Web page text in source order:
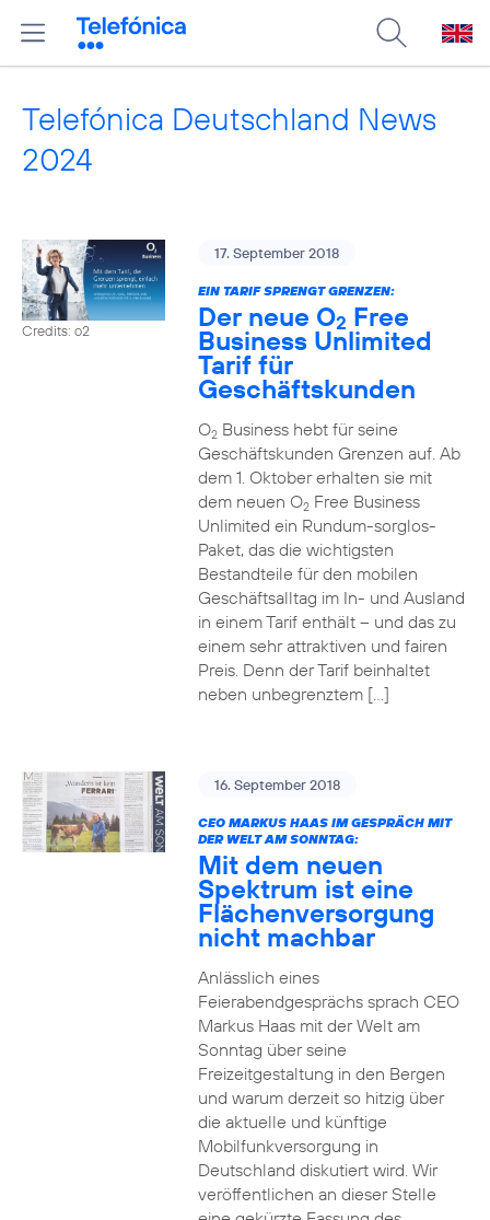
Telefónica Deutschland News
2024
Credits: o2
17. September 2018
EIN TARIF SPRENGT GRENZEN:
Der neue O2 Free
Business Unlimited
Tarif für
Geschäftskunden
O2Business hebt für seine
Geschäftskunden Grenzen auf. Ab
dem 1. Oktober erhalten sie mit
dem neuen O2Free Business
Unlimited ein Rundum-sorglos-
Paket, das die wichtigsten
Bestandteile für den mobilen
Geschäftsalltag im In- und Ausland
in einem Tarif enthält – und das zu
einem sehr attraktiven und fairen
Preis. Denn der Tarif beinhaltet
neben unbegrenztem […]
16. September 2018
CEO MARKUS HAAS IM GESPRÄCH MIT
DER WELT AM SONNTAG:
Mit dem neuen
Spektrum ist eine
Flächenversorgung
nicht machbar
Anlässlich eines
Feierabendgesprächs sprach CEO
Markus Haas mit der Welt am
Sonntag über seine
Freizeitgestaltung in den Bergen
und warum derzeit so hitzig über
die aktuelle und künftige
Mobilfunkversorgung in
Deutschland diskutiert wird. Wir
veröffentlichen an dieser Stelle